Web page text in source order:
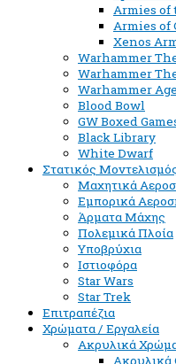
Armies of
Armies of
Xenos
Warhammer
Warhammer
Warhammer
Blood Bowl
GW Boxed
Black Library
White Dwarf
Στατικός
Μαχητικά
Εμπορικά
Άρματα Μάχης
Πολεμικά Πλοία
Υποβρύχια
Ιστιοφόρα
Star Wars
Star Trek
Επιτραπέζια
Χρώματα / Εργαλεία
Ακρυλικά
Ακρυλικά